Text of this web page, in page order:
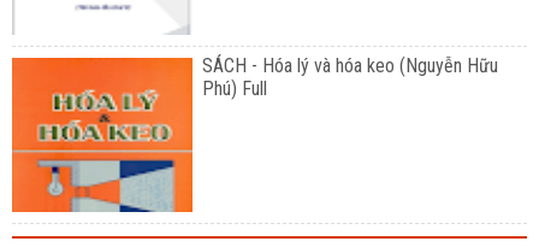
SÁCH - Hóa lý và hóa keo (Nguyễn Hữu
Phú) Full